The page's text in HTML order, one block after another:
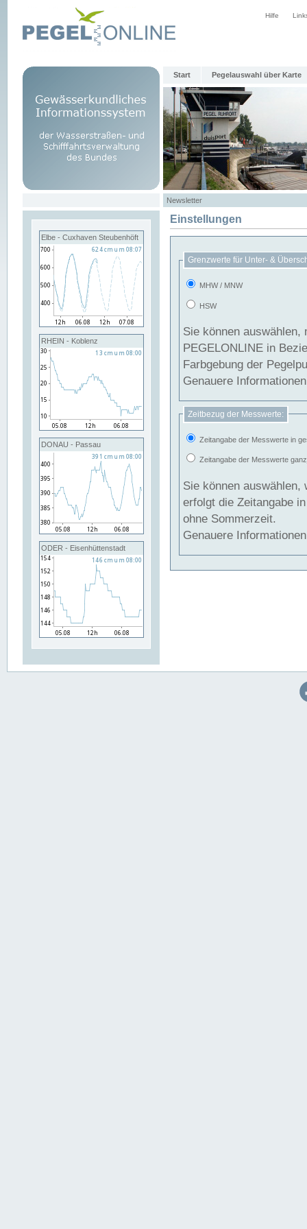
Hilfe
Start Pegelauswahl über Karte
Newsletter
Elbe - Cuxhaven Steubenhöft
RHEIN - Koblenz
DONAU - Passau
ODER - Eisenhüttenstadt
Einstellungen
Grenzwerte für Unter- &
MHW / MNW
HSW
Sie können
PEGELONLINE in Beziehung
Farbgebung der
Genauere
Zeitbezug der Messwerte:
Zeitangabe der Messwerte in
Zeitangabe der Messwerte
Sie können auswählen,
erfolgt die Zeitangabe
ohne Sommerzeit.
Genauere